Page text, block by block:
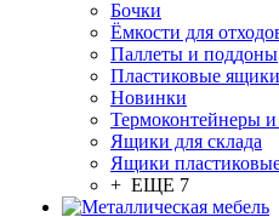
Бочки
Ёмкости для
Паллеты и поддоны
Пластиковые ящики
Новинки
Термоконтейнеры и
Ящики для склада
Ящики
+ ЕЩЕ 7